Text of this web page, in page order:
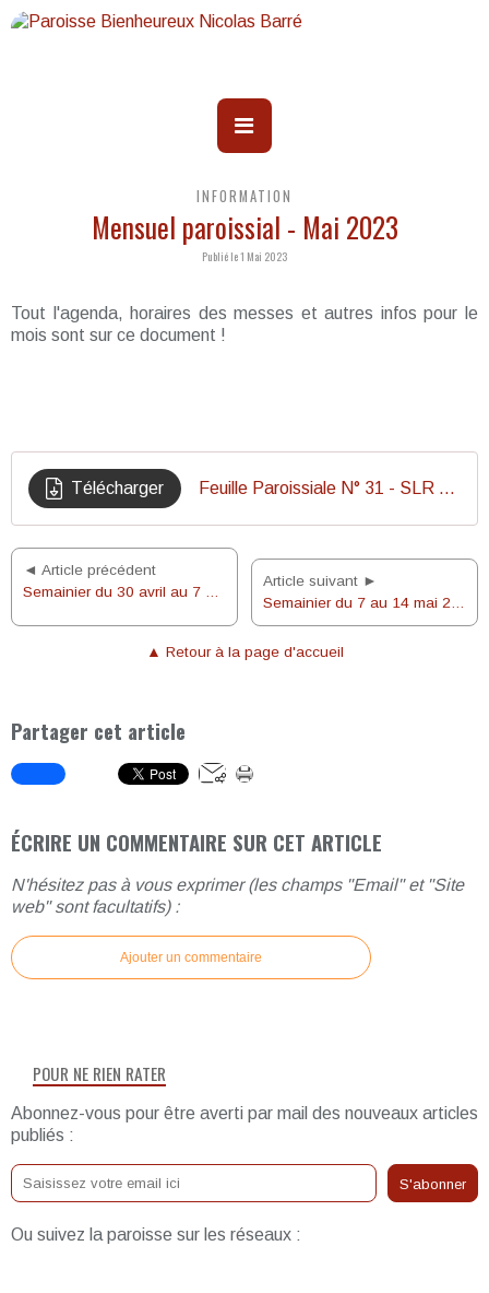
INFORMATION
Mensuel paroissial - Mai 2023
Publié le 1 Mai 2023
Tout l'agenda, horaires des messes et autres infos pour le
mois sont sur ce document !
Télécharger Feuille Paroissiale N° 31 - SLR MAI 23
◄ Article précédent
Semainier du 30 avril au 7 mai 2023
Article suivant ►
Semainier du 7 au 14 mai 2023
▲ Retour à la page d'accueil
Partager cet article
ÉCRIRE UN COMMENTAIRE SUR CET ARTICLE
N'hésitez pas à vous exprimer (les champs "Email" et "Site
web" sont facultatifs) :
Ajouter un commentaire
POUR NE RIEN RATER
Abonnez-vous pour être averti par mail des nouveaux articles
publiés :
Ou suivez la paroisse sur les réseaux :